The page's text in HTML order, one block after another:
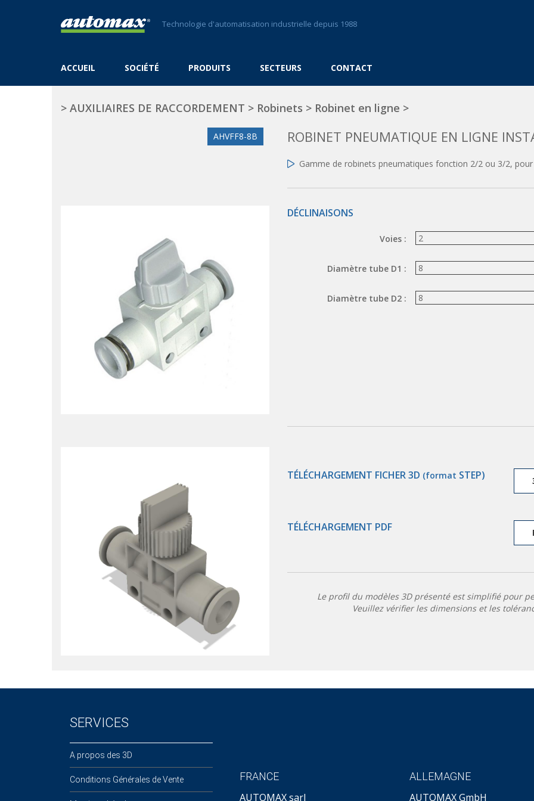
Technologie d'automatisation industrielle depuis 1988
ACCUEIL SOCIÉTÉ PRODUITS SECTEURS CONTACT
> AUXILIAIRES DE RACCORDEMENT > Robinets > Robinet en ligne >
AHVFF8-8B ROBINET PNEUMATIQUE EN LIGNE
Gamme de robinets pneumatiques fonction 2/2 ou 3/2,
DÉCLINAISONS
Voies :
Diamètre tube D1 :
Diamètre tube D2 :
TÉLÉCHARGEMENT FICHER 3D (format STEP)
TÉLÉCHARGEMENT PDF
Le profil du modèles 3D présenté est simplifié pour
Veuillez vérifier les dimensions et les
SERVICES
A propos des 3D
Conditions Générales de Vente FRANCE
AUTOMAX sarl
ALLEMAGNE
AUTOMAX GmbH